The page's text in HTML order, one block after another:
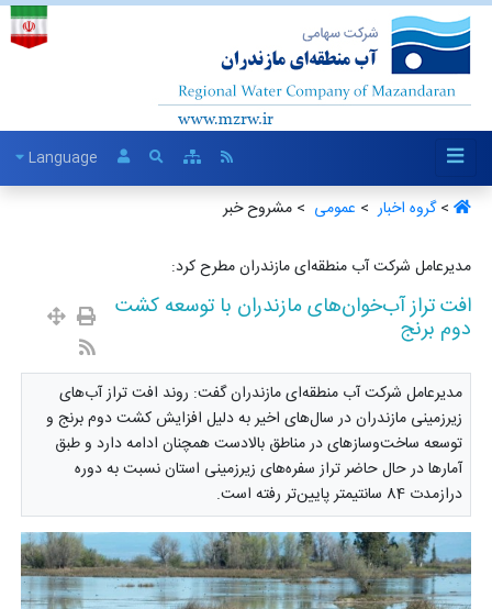
Language
>گروه اخبار ‏ > عمومی ‏ > مشروح خبر
مدیرعامل شرکت آب منطقه‌ای مازندران مطرح کرد:
افت تراز آب‌خوان‌های مازندران با توسعه کشت
دوم برنج
مدیرعامل شرکت آب منطقه‌ای مازندران گفت: روند افت تراز آب‌های
زیرزمینی مازندران در سال‌های اخیر به دلیل افزایش کشت دوم برنج و
توسعه ساخت‌وسازهای در مناطق بالادست همچنان ادامه دارد و طبق
آمارها در حال حاضر تراز سفره‌های زیرزمینی استان نسبت به دوره
درازمدت 84 سانتیمتر پایین‌تر رفته است.